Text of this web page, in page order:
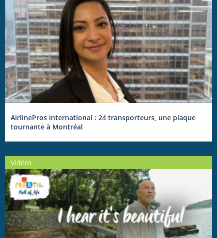
AirlinePros International : 24 transporteurs, une plaque
tournante à Montréal
Vidéos